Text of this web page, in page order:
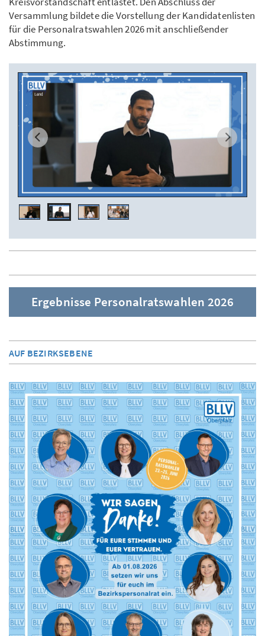
Versammlung bildete die Vorstellung der Kandidatenlisten
für die Personalratswahlen 2026 mit anschließender
Abstimmung.
Ergebnisse Personalratswahlen 2026
AUF BEZIRKSEBENE